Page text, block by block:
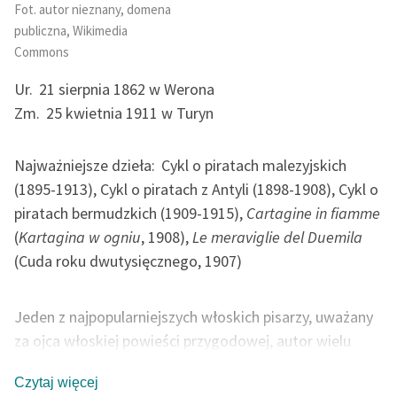
Ręce pełne poezji
Kolekcje edukacyjne
do domeny publicznej,
lektur szkolnych oraz
Odkurzamy bohaterów
Szkoła Poezji Wolnych
Lektur
O nas
O projekcie
Fot. autor nieznany, domena
publiczna, Wikimedia
Commons
Ur. 21 sierpnia 1862 w Werona
Zm. 25 kwietnia 1911 w Turyn
Najważniejsze dzieła: Cykl o piratach malezyjskich
(1895-1913), Cykl o piratach z Antyli (1898-1908), Cykl o
piratach bermudzkich (1909-1915), Cartagine in fiamme
(Kartagina w ogniu, 1908),Le meraviglie del Duemila
(Cuda roku dwutysięcznego, 1907)
Jeden z najpopularniejszych włoskich pisarzy, uważany
za ojca włoskiej powieści przygodowej, autor wielu
egzotycznych krajach, pionier włoskiej fantastyki
Czytaj więcej